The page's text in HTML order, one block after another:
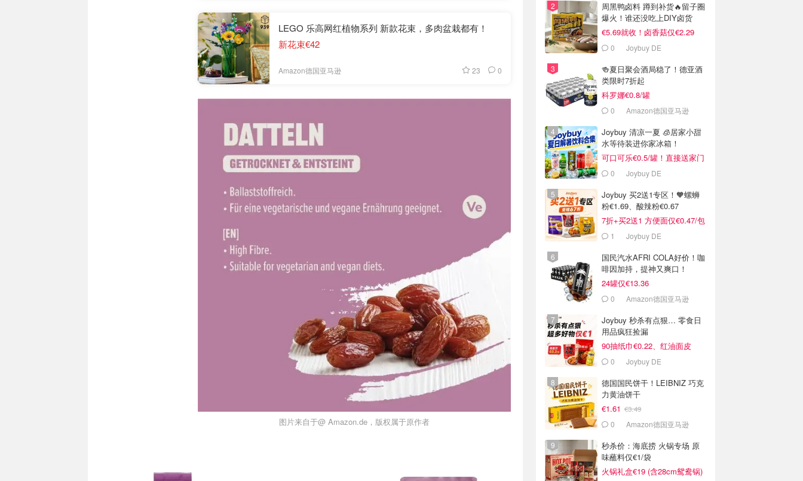
LEGO 乐高网红植物系列 新款花束，多肉盆栽都有！
新花束€42
Amazon德国亚马逊 23 0
图片来自于@ Amazon.de，版权属于原作者
周黑鸭卤料 蹲到补货🔥留子圈
爆火！谁还没吃上DIY卤货
€5.69就收！卤香菇仅€2.29
0 Joybuy DE
🍻夏日聚会酒局稳了！德亚酒
类限时7折起
科罗娜€0.8/罐
0 Amazon德国亚马逊
Joybuy 清凉一夏 🧊居家小甜
水等待装进你家冰箱！
可口可乐€0.5/罐！直接送家门
口 0 Joybuy DE
Joybuy 买2送1专区！🧡螺蛳
粉€1.69、酸辣粉€0.67
7折+买2送1 方便面仅€0.47/包
1 Joybuy DE
国民汽水AFRI COLA好价！咖
啡因加持，提神又爽口！
24罐仅€13.36
0 Amazon德国亚马逊
Joybuy 秒杀有点狠… 零食日
用品疯狂捡漏
90抽纸巾€0.22、红油面皮
€0.99
0 Joybuy DE
德国国民饼干！LEIBNIZ 巧克
力黄油饼干
€1.61 €3.49
0 Amazon德国亚马逊
秒杀价：海底捞 火锅专场 原
味蘸料仅€1/袋
火锅礼盒€19 (含28cm鸳鸯锅)